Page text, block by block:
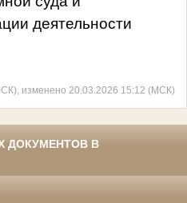
деятельности
изменено 20.03.2026 15:12 (МСК)
ДОКУМЕНТОВ В